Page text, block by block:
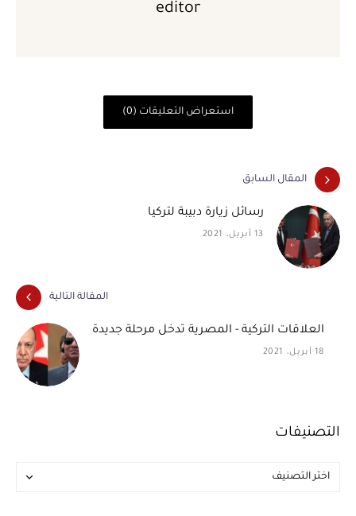
editor
استعراض التعليقات (0)
المقال السابق
رسائل زيارة دبيبة لتركيا
13 أبريل، 2021
المقالة التالية
العلاقات التركية - المصرية تدخل مرحلة جديدة
18 أبريل، 2021
التصنيفات